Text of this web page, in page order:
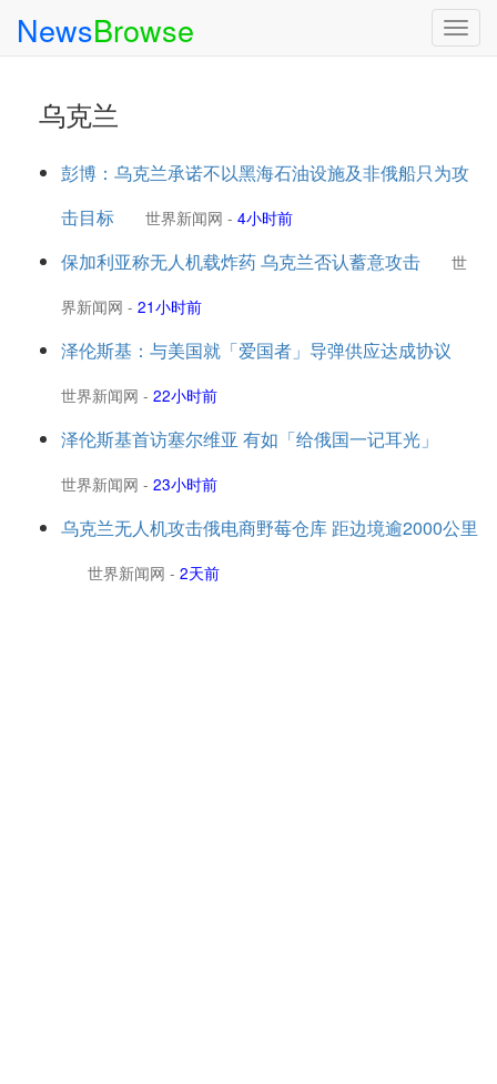
NewsBrowse
乌克兰
彭博：乌克兰承诺不以黑海石油设施及非俄船只为攻
击目标
世界新闻网 - 4小时前
保加利亚称无人机载炸药 乌克兰否认蓄意攻击
世
界新闻网 - 21小时前
泽伦斯基：与美国就「爱国者」导弹供应达成协议
世界新闻网 - 22小时前
泽伦斯基首访塞尔维亚 有如「给俄国一记耳光」
世界新闻网 - 23小时前
乌克兰无人机攻击俄电商野莓仓库 距边境逾2000公里
世界新闻网 - 2天前